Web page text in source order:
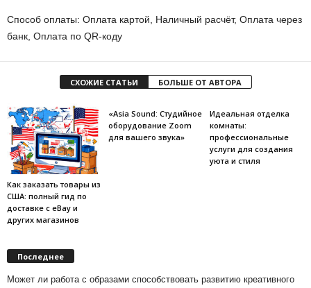
Способ оплаты: Оплата картой, Наличный расчёт, Оплата через
банк, Оплата по QR-коду
СХОЖИЕ СТАТЬИ БОЛЬШЕ ОТ АВТОРА
Как заказать товары из
США: полный гид по
доставке с eBay и
других магазинов
«Asia Sound: Студийное
оборудование Zoom
для вашего звука»
Идеальная отделка
комнаты:
профессиональные
услуги для создания
уюта и стиля
Последнее
Может ли работа с образами способствовать развитию креативного